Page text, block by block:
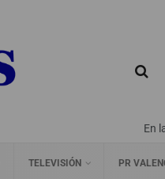
En
TELEVISIÓN PR